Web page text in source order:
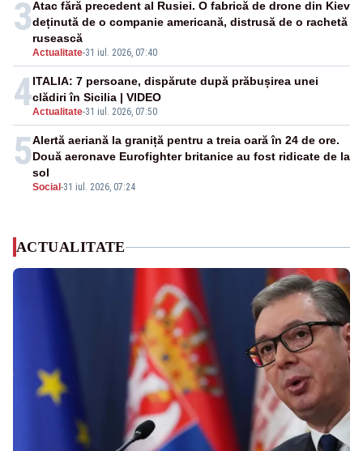
3
Actualitate-31 iul. 2026, 07:40
Atac fără precedent al Rusiei. O fabrică de drone din Kiev
deținută de o companie americană, distrusă de o rachetă
rusească
4Actualitate-31 iul. 2026, 07:50
ITALIA: 7 persoane, dispărute după prăbușirea unei
clădiri în Sicilia | VIDEO
5
Social -31 iul. 2026, 07:24
Alertă aeriană la graniță pentru a treia oară în 24 de ore.
Două aeronave Eurofighter britanice au fost ridicate de la
sol
ACTUALITATE